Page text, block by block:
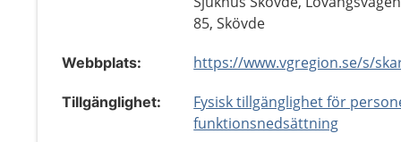
85, Skövde
Webbplats:
Tillgänglighet:
Fysisk tillgänglighet för
funktionsnedsättning